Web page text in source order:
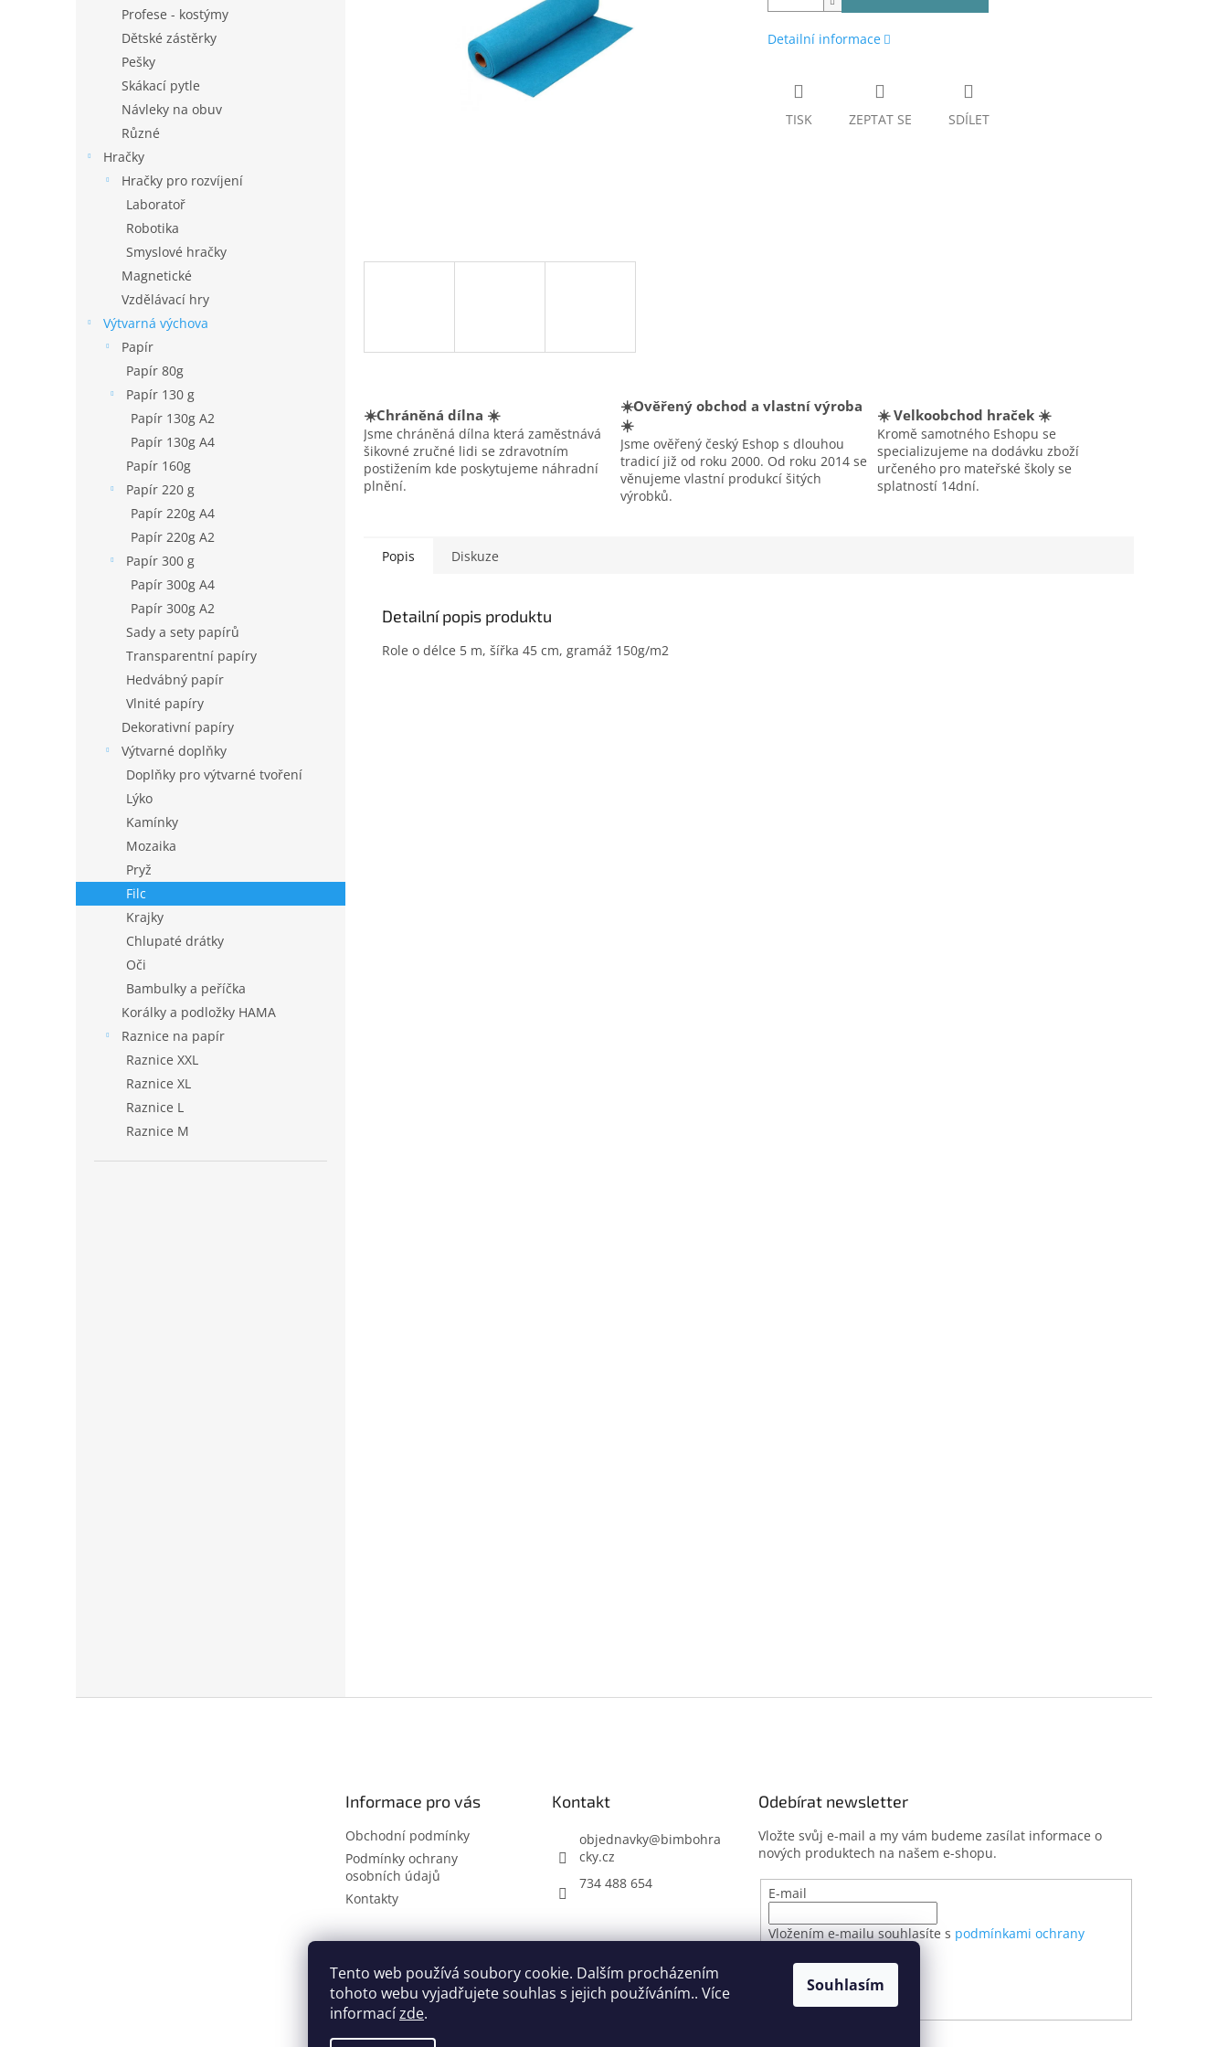
Tento web používá soubory cookie. Dalším procházením
tohoto webu vyjadřujete souhlas s jejich používáním.. Více
informacízde.
Souhlasím
Profese - kostýmy
Dětské zástěrky
Pešky
Skákací pytle
Návleky na obuv
Různé
Hračky
Hračky pro rozvíjení
Laboratoř
Robotika
Smyslové hračky
Magnetické
Vzdělávací hry
Výtvarná výchova
Papír
Papír 80g
Papír 130 g
Papír 130g A2
Papír 130g A4
Papír 160g
Papír 220 g
Papír 220g A4
Papír 220g A2
Papír 300 g
Papír 300g A4
Papír 300g A2
Sady a sety papírů
Transparentní papíry
Hedvábný papír
Vlnité papíry
Dekorativní papíry
Výtvarné doplňky
Doplňky pro výtvarné tvoření
Lýko
Kamínky
Mozaika
Pryž
Filc
Krajky
Chlupaté drátky
Oči
Bambulky a peříčka
Korálky a podložky HAMA
Raznice na papír
Raznice XXL
Raznice XL
Raznice L
Raznice M
Detailní informace
TISK ZEPTAT SE SDÍLET
☀️Chráněná dílna ☀️
Jsme chráněná dílna která zaměstnává
šikovné zručné lidi se zdravotním
postižením kde poskytujeme náhradní
plnění.
☀️Ověřený obchod a vlastní výroba
☀️
Jsme ověřený český Eshop s dlouhou
tradicí již od roku 2000. Od roku 2014 se
věnujeme vlastní produkcí šitých
výrobků.
☀️ Velkoobchod hraček ☀️
Kromě samotného Eshopu se
specializujeme na dodávku zboží
určeného pro mateřské školy se
splatností 14dní.
Popis Diskuze
Detailní popis produktu
Role o délce 5 m, šířka 45 cm, gramáž 150g/m2
Informace pro vás
Obchodní podmínky
Podmínky ochrany
osobních údajů
Kontakty
Kontakt
objednavky@bimbohra
cky.cz
734 488 654
Odebírat newsletter
Vložte svůj e-mail a my vám budeme zasílat informace o
nových produktech na našem e-shopu.
E-mail
Vložením e-mailu souhlasíte s podmínkami ochrany
PŘIHLÁSIT SE